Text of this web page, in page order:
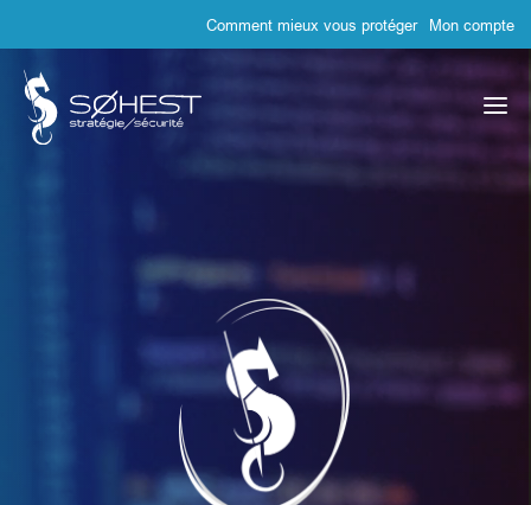
Comment mieux vous protéger Mon compte